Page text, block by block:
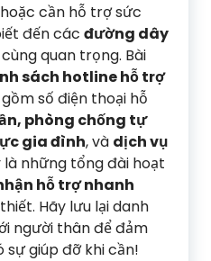
cần hỗ trợ sức
đến các đường dây
quan trọng. Bài
sách hotline hỗ trợ
số điện thoại hỗ
phòng chống tự
gia đình, và dịch vụ
là những tổng đài hoạt
hỗ trợ nhanh
Hãy lưu lại danh
người thân để đảm
sự giúp đỡ khi cần!